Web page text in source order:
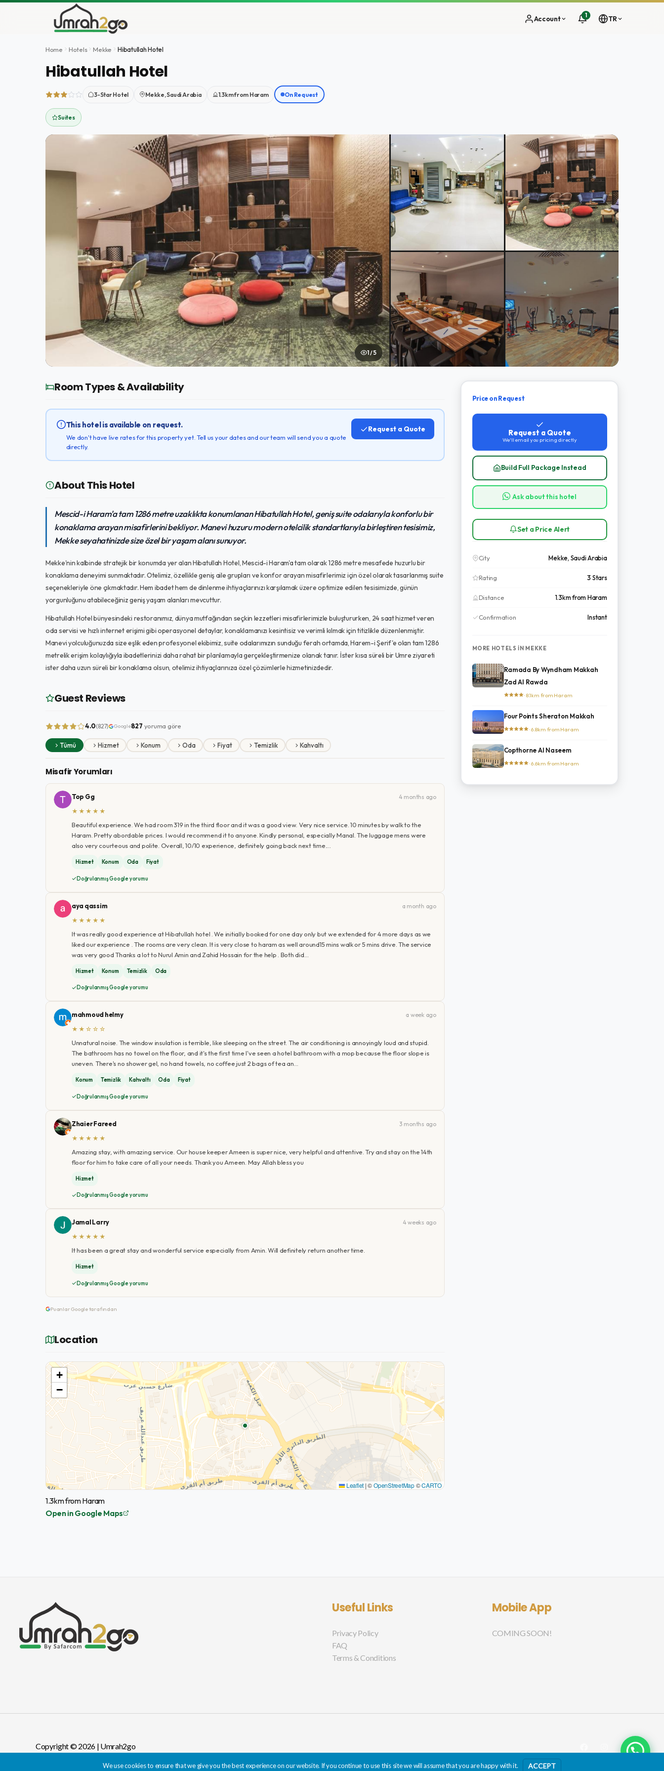
İçeriğe
Account 1 TR
Home Hotels Mekke Hibatullah Hotel
Hibatullah Hotel
3-Star Hotel Mekke, Saudi Arabia 1.3km from Haram On Request
Suites
1 / 5
Room Types & Availability
This hotel is available on request.
We don't have live rates for this property yet. Tell us your dates and our team will send you a quote
directly.
Request a Quote
About This Hotel
Mescid-i Haram'a tam 1286 metre uzaklıkta konumlanan Hibatullah Hotel, geniş suite odalarıyla konforlu bir
konaklama arayan misafirlerini bekliyor. Manevi huzuru modern otelcilik standartlarıyla birleştiren tesisimiz,
Mekke seyahatinizde size özel bir yaşam alanı sunuyor.
Mekke'nin kalbinde stratejik bir konumda yer alan Hibatullah Hotel, Mescid-i Haram'a tam olarak 1286 metre mesafede huzurlu bir
konaklama deneyimi sunmaktadır. Otelimiz, özellikle geniş aile grupları ve konfor arayan misafirlerimiz için özel olarak tasarlanmış suite
seçenekleriyle öne çıkmaktadır. Hem ibadet hem de dinlenme ihtiyaçlarınızı karşılamak üzere optimize edilen tesisimizde, günün
yorgunluğunu atabileceğiniz geniş yaşam alanları mevcuttur.
Hibatullah Hotel bünyesindeki restoranımız, dünya mutfağından seçkin lezzetleri misafirlerimizle buluştururken, 24 saat hizmet veren
oda servisi ve hızlı internet erişimi gibi operasyonel detaylar, konaklamanızı kesintisiz ve verimli kılmak için titizlikle düzenlenmiştir.
Manevi yolculuğunuzda size eşlik eden profesyonel ekibimiz, suite odalarımızın sunduğu ferah ortamda, Harem-i Şerif'e olan tam 1286
metrelik erişim kolaylığıyla ibadetlerinizi daha rahat bir planlamayla gerçekleştirmenize olanak tanır. İster kısa süreli bir Umre ziyareti
ister daha uzun süreli bir konaklama olsun, otelimiz ihtiyaçlarınıza özel çözümlerle hizmetinizdedir.
Guest Reviews
4.0(827) Google827 yoruma göre
Tümü Hizmet Konum Oda Fiyat Temizlik Kahvaltı
Misafir Yorumları
Top Gg
4 months ago
★★★★★
Beautiful experience. We had room 319 in the third floor and it was a good view. Very nice service. 10 minutes by walk to the
Haram. Pretty abordable prices. I would recommend it to anyone. Kindly personal, especially Manal. The luggage mens were
also very courteous and polite. Overall, 10/10 experience, definitely going back next time.…
Hizmet Konum Oda Fiyat
Doğrulanmış Google yorumu
aya qassim
a month ago
★★★★★
It was really good experience at Hibatullah hotel . We initially booked for one day only but we extended for 4 more days as we
liked our experience . The rooms are very clean. It is very close to haram as well around15 mins walk or 5 mins drive. The service
was very good Thanks a lot to Nurul Amin and Zahid Hossain for the help . Both did…
Hizmet Konum Temizlik Oda
Doğrulanmış Google yorumu
mahmoud helmy
a week ago
★★☆☆☆
Unnatural noise. The window insulation is terrible, like sleeping on the street. The air conditioning is annoyingly loud and stupid.
The bathroom has no towel on the floor, and it's the first time I've seen a hotel bathroom with a mop because the floor slope is
uneven. There's no shower gel, no hand towels, no coffee just 2 bags of tea an…
Konum Temizlik Kahvaltı Oda Fiyat
Doğrulanmış Google yorumu
Zhaier Fareed
3 months ago
★★★★★
Amazing stay, with amazing service. Our house keeper Ameen is super nice, very helpful and attentive. Try and stay on the 14th
floor for him to take care of all your needs. Thank you Ameen. May Allah bless you
Hizmet
Doğrulanmış Google yorumu
Jamal Larry
4 weeks ago
★★★★★
It has been a great stay and wonderful service especially from Amin. Will definitely return another time.
Hizmet
Doğrulanmış Google yorumu
Puanlar Google tarafından
Location
+
−
Leaflet |©OpenStreetMap©CARTO
1.3km from Haram
Open in Google Maps
Price on Request
Request a Quote
We'll email you pricing directly
Build Full Package Instead
Ask about this hotel
Set a Price Alert
City Mekke, Saudi Arabia
Rating 3 Stars
Distance 1.3km from Haram
Confirmation Instant
MORE HOTELS IN MEKKE
Ramada By Wyndham Makkah
Zad Al Rawda
· 8.1km from Haram
Four Points Sheraton Makkah
· 6.8km from Haram
Copthorne Al Naseem
· 6.6km from Haram
Useful Links
Privacy Policy
FAQ
Terms & Conditions
Mobile App
COMING SOON!
Copyright © 2026 | Umrah2go
We use cookies to ensure that we give you the best experience on our website. If you continue to use this site we will assume that you are happy with it. ACCEPT